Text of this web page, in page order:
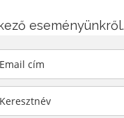
eseményünkről.